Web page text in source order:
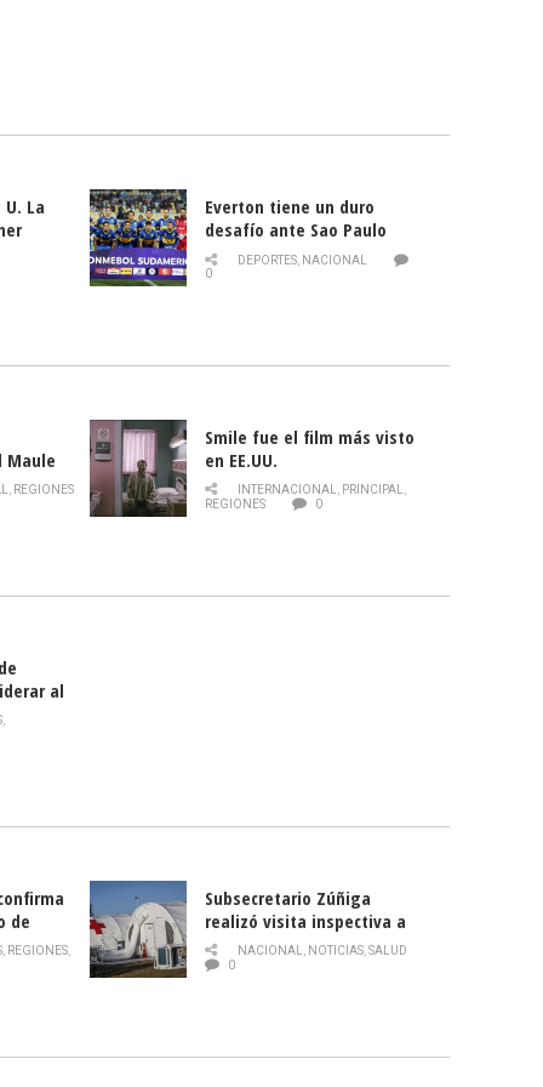
La
Everton tiene un duro
desafío ante Sao Paulo
DEPORTES, NACIONAL
0
Maule
de la
, REGIONES
Smile fue el film más visto
en EE.UU.
INTERNACIONAL, PRINCIPAL,
REGIONES
0
al
,
de
, REGIONES,
Subsecretario Zúñiga
realizó visita inspectiva a
Hospital Modular Sótero del
Río
NACIONAL, NOTICIAS,SALUD
0